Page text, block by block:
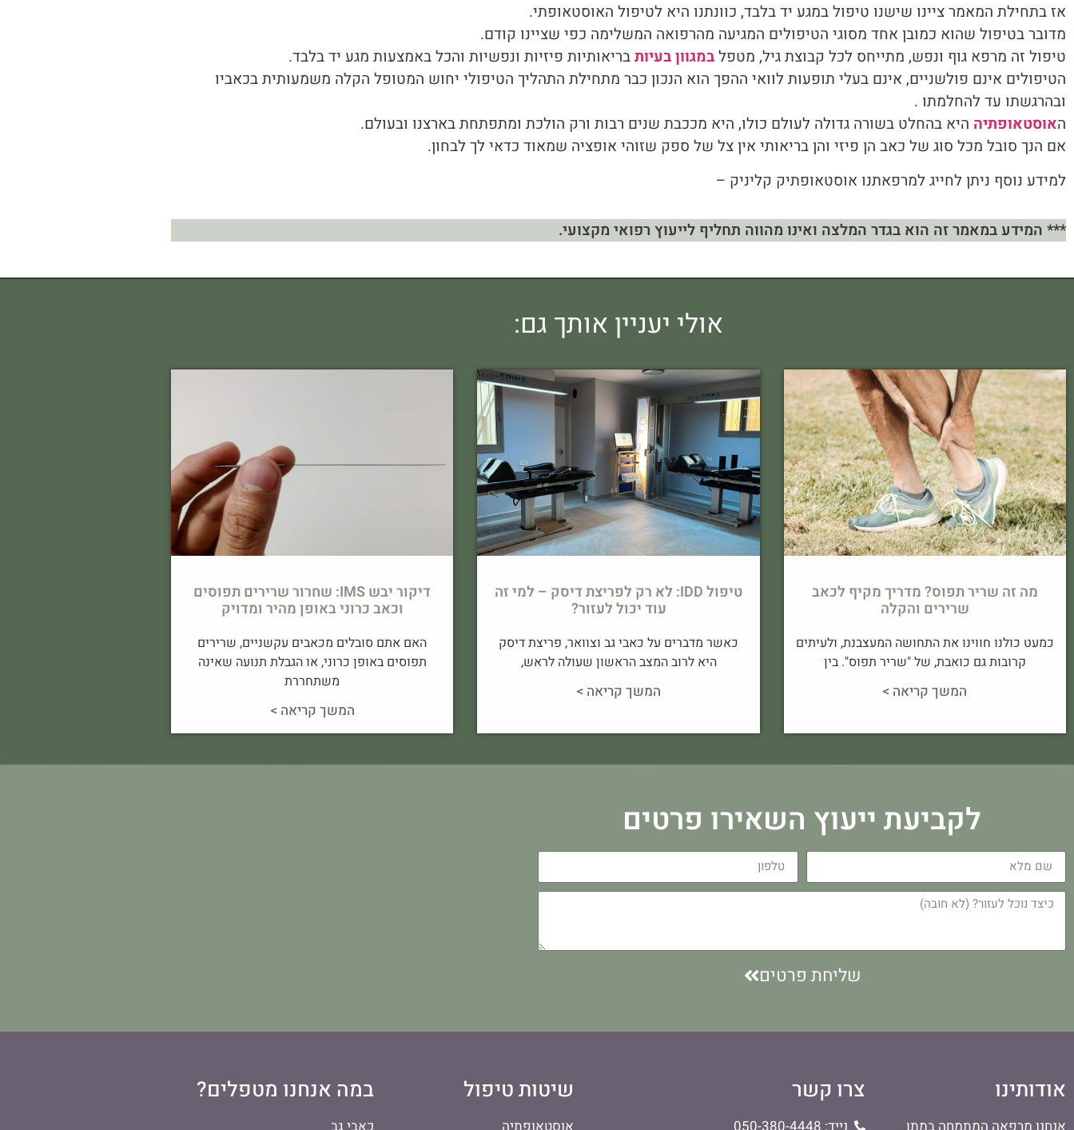
אז בתחילת המאמר ציינו שישנו טיפול במגע יד בלבד, כוונתנו היא לטיפול האוסטאופתי.
מדובר בטיפול שהוא כמובן אחד מסוגי הטיפולים המגיעה מהרפואה המשלימה כפי שציינו קודם.
טיפול זה מרפא גוף ונפש, מתייחס לכל קבוצת גיל, מטפלבמגוון בעיותבריאותיות פיזיות ונפשיות והכל באמצעות מגע יד בלבד.
הטיפולים אינם פולשניים, אינם בעלי תופעות לוואי ההפך הוא הנכון כבר מתחילת התהליך הטיפולי יחוש המטופל הקלה משמעותית בכאביו
ובהרגשתו עד להחלמתו .
האוסטאופתיה היא בהחלט בשורה גדולה לעולם כולו, היא מככבת שנים רבות ורק הולכת ומתפתחת בארצנו ובעולם.
אם הנך סובל מכל סוג של כאב הן פיזי והן בריאותי אין צל של ספק שזוהי אופציה שמאוד כדאי לך לבחון.
למידע נוסף ניתן לחייג למרפאתנו אוסטאופתיק קליניק –
*** המידע במאמר זה הוא בגדר המלצה ואינו מהווה תחליף לייעוץ רפואי מקצועי.
אולי יעניין אותך גם:
מה זה שריר תפוס? מדריך מקיף לכאב
שרירים והקלה
כמעט כולנו חווינו את התחושה המעצבנת, ולעיתים
קרובות גם כואבת, של "שריר תפוס". בין
המשך קריאה >
טיפול IDD: לא רק לפריצת דיסק – למי זה
עוד יכול לעזור?
כאשר מדברים על כאבי גב וצוואר, פריצת דיסק
היא לרוב המצב הראשון שעולה לראש,
המשך קריאה >
דיקור יבש IMS: שחרור שרירים תפוסים
וכאב כרוני באופן מהיר ומדויק
האם אתם סובלים מכאבים עקשניים, שרירים
תפוסים באופן כרוני, או הגבלת תנועה שאינה
משתחררת
המשך קריאה >
לקביעת ייעוץ השאירו פרטים
שליחת פרטים
אודותינו צרו קשר שיטות טיפול במה אנחנו מטפלים?